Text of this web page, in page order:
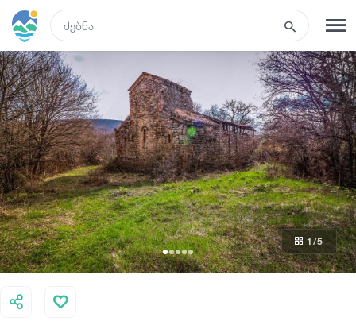
რეგისტრაცია
ტურები
სასტუმროები
ტრანსპორტი
რა ვნახოთ
1 /5